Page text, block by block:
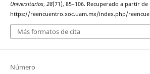
Universitarios, 28(71), 85–106. Recuperado a partir de
https://reencuentro.xoc.uam.mx/index.php/
Más formatos de cita
Número